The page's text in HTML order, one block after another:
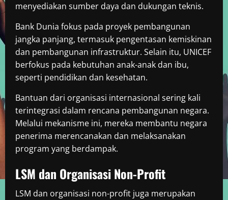
menyediakan sumber daya dan dukungan teknis.
Bank Dunia fokus pada proyek pembangunan
jangka panjang, termasuk pengentasan kemiskinan
dan pembangunan infrastruktur. Selain itu, UNICEF
berfokus pada kebutuhan anak-anak dan ibu,
seperti pendidikan dan kesehatan.
Bantuan dari organisasi internasional sering kali
terintegrasi dalam rencana pembangunan negara.
Melalui mekanisme ini, mereka membantu negara
penerima merencanakan dan melaksanakan
program yang berdampak.
LSM dan Organisasi Non-Profit
LSM dan organisasi non-profit juga merupakan